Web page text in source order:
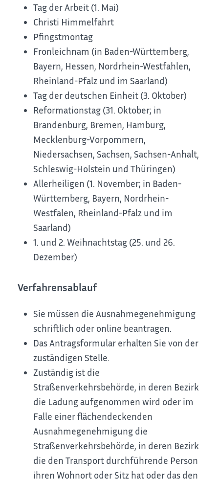
Tag der Arbeit (1. Mai)
Christi Himmelfahrt
Pfingstmontag
Fronleichnam (in Baden-Württemberg,
Bayern, Hessen, Nordrhein-Westfahlen,
Rheinland-Pfalz und im Saarland)
Tag der deutschen Einheit (3. Oktober)
Reformationstag (31. Oktober; in
Brandenburg, Bremen, Hamburg,
Mecklenburg-Vorpommern,
Niedersachsen, Sachsen, Sachsen-Anhalt,
Schleswig-Holstein und Thüringen)
Allerheiligen (1. November; in Baden-
Württemberg, Bayern, Nordrhein-
Westfalen, Rheinland-Pfalz und im
Saarland)
1. und 2. Weihnachtstag (25. und 26.
Dezember)
Verfahrensablauf
Sie müssen die Ausnahmegenehmigung
schriftlich oder online beantragen.
Das Antragsformular erhalten Sie von der
zuständigen Stelle.
Zuständig ist die
Straßenverkehrsbehörde, in deren Bezirk
die Ladung aufgenommen wird oder im
Falle einer flächendeckenden
Ausnahmegenehmigung die
Straßenverkehrsbehörde, in deren Bezirk
die den Transport durchführende Person
ihren Wohnort oder Sitz hat oder das den